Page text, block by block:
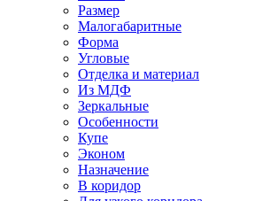
Размер
Малогабаритные
Форма
Угловые
Отделка и материал
Из МДФ
Зеркальные
Особенности
Купе
Эконом
Назначение
В коридор